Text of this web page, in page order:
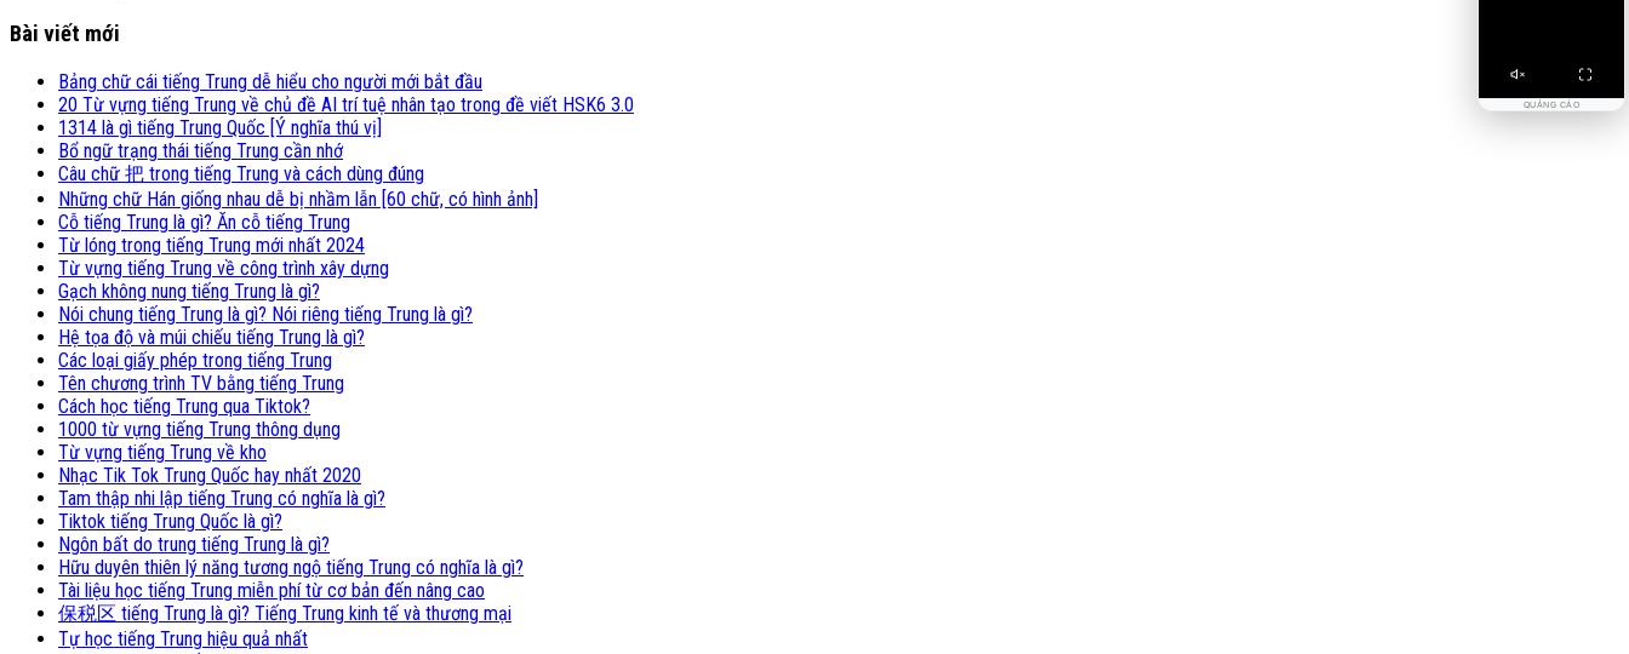
Bài viết mới
Bảng chữ cái tiếng Trung dễ hiểu cho người mới bắt đầu
20 Từ vựng tiếng Trung về chủ đề AI trí tuệ nhân tạo trong đề viết HSK6 3.0
1314 là gì tiếng Trung Quốc [Ý nghĩa thú vị]
Bổ ngữ trạng thái tiếng Trung cần nhớ
Câu chữ 把 trong tiếng Trung và cách dùng đúng
Những chữ Hán giống nhau dễ bị nhầm lẫn [60 chữ, có hình ảnh]
Cỗ tiếng Trung là gì? Ăn cỗ tiếng Trung
Từ lóng trong tiếng Trung mới nhất 2024
Từ vựng tiếng Trung về công trình xây dựng
Gạch không nung tiếng Trung là gì?
Nói chung tiếng Trung là gì? Nói riêng tiếng Trung là gì?
Hệ tọa độ và múi chiếu tiếng Trung là gì?
Các loại giấy phép trong tiếng Trung
Tên chương trình TV bằng tiếng Trung
Cách học tiếng Trung qua Tiktok?
1000 từ vựng tiếng Trung thông dụng
Từ vựng tiếng Trung về kho
Nhạc Tik Tok Trung Quốc hay nhất 2020
Tam thập nhi lập tiếng Trung có nghĩa là gì?
Tiktok tiếng Trung Quốc là gì?
Ngôn bất do trung tiếng Trung là gì?
Hữu duyên thiên lý năng tương ngộ tiếng Trung có nghĩa là gì?
Tài liệu học tiếng Trung miễn phí từ cơ bản đến nâng cao
保税区 tiếng Trung là gì? Tiếng Trung kinh tế và thương mại
Tự học tiếng Trung hiệu quả nhất
QUẢNG CÁO